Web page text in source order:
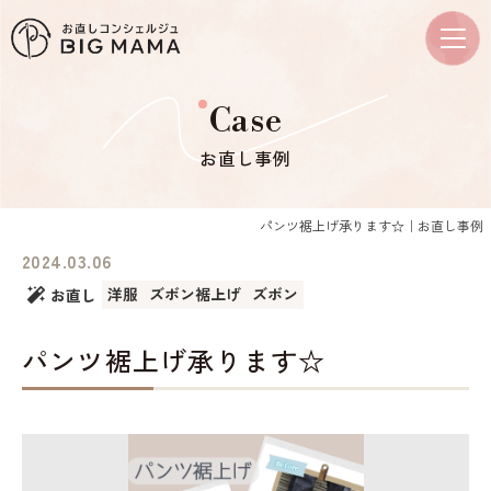
パンツ裾上げ承ります☆｜お直し事例
Case
お直し事例
お直し 洋服 ズボン裾上げ ズボン
2024.03.06
パンツ裾上げ承ります☆